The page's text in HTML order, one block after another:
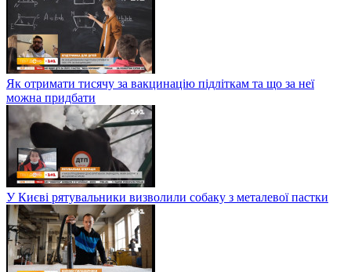
Як отримати тисячу за вакцинацію підліткам та що за неї
можна придбати
У Києві рятувальники визволили собаку з металевої пастки